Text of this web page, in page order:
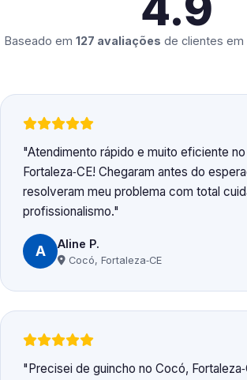
Baseado em 127 avaliações de clientes em
Atendimento rápido e muito eficiente
Fortaleza‑CE! Chegaram antes do
resolveram meu problema com total
profissionalismo.
A Aline P.
Cocó, Fortaleza‑CE
Precisei de guincho no Cocó,